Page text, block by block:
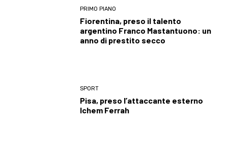
PRIMO PIANO
Fiorentina, preso il talento
argentino Franco Mastantuono: un
anno di prestito secco
SPORT
Pisa, preso l’attaccante esterno
Ichem Ferrah